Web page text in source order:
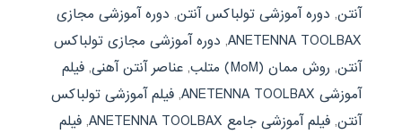
آنتن, دوره آموزشی تولباکس آنتن, دوره آموزشی مجازی
ANETENNA TOOLBAX
, دوره آموزشی مجازی تولباکس
آنتن, روش ممان (MoM) متلب , عناصر آنتن آهنی, فیلم
آموزشی ANETENNA TOOLBAX
, فیلم آموزشی تولباکس
آنتن, فیلم آموزشی جامع ANETENNA TOOLBAX , فیلم